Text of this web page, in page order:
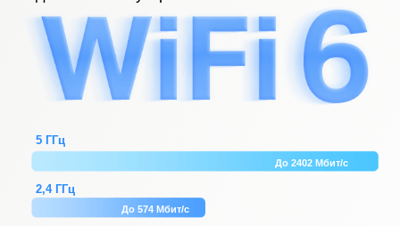
5 ГГц
До 2402 Мбит/с
2,4 ГГц
До 574 Мбит/с